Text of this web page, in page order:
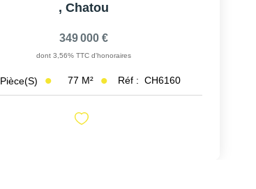
, Chatou
349 000 €
dont 3,56% TTC d'honoraires
Pièce(s) 77 M² Réf : CH6160